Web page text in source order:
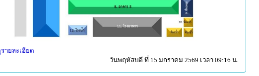
ายละเอียด
วันพฤหัสบดี ที่ 15 มกราคม 2569 เวลา 09:16 น.